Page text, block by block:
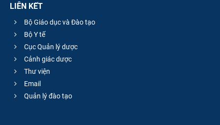
LIÊN KẾT
Bộ Giáo dục và Đào tạo
Bộ Y tế
Cục Quản lý dược
Cảnh giác dược
Thư viện
Email
Quản lý đào tạo